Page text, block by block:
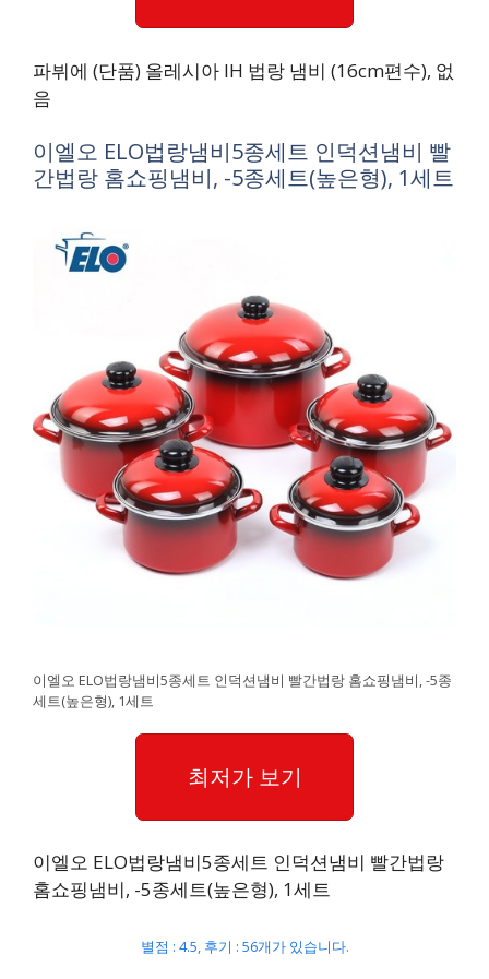
파뷔에 (단품) 올레시아 IH 법랑 냄비 (16cm편수), 없
음
이엘오 ELO법랑냄비5종세트 인덕션냄비 빨
간법랑 홈쇼핑냄비, -5종세트(높은형), 1세트
이엘오 ELO법랑냄비5종세트 인덕션냄비 빨간법랑 홈쇼핑냄비, -5종
세트(높은형), 1세트
최저가 보기
이엘오 ELO법랑냄비5종세트 인덕션냄비 빨간법랑
홈쇼핑냄비, -5종세트(높은형), 1세트
별점 : 4.5, 후기 : 56개가 있습니다.